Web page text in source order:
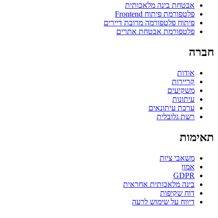
אבטחת בינה מלאכותית
פלטפורמת פיתוח Frontend
פיתוח פלטפורמה מרובת דיירים
פלטפורמת אבטחת אתרים
חברה
אודות
קריירות
משקיעים
עיתונות
ערכת עיתונאים
רשת גלובלית
תאימות
משאבי ציות
אמון
GDPR
בינה מלאכותית אחראית
דוח שקיפות
דיווח על שימוש לרעה